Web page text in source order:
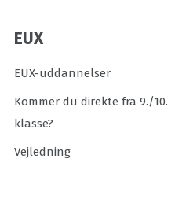
EUX
EUX-uddannelser
Kommer du direkte fra 9./10.
klasse?
Vejledning